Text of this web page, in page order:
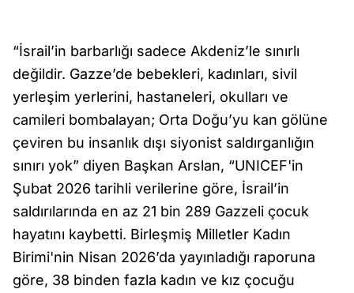
“İsrail’in barbarlığı sadece Akdeniz’le sınırlı
değildir. Gazze’de bebekleri, kadınları, sivil
yerleşim yerlerini, hastaneleri, okulları ve
camileri bombalayan; Orta Doğu’yu kan gölüne
çeviren bu insanlık dışı siyonist saldırganlığın
sınırı yok” diyen Başkan Arslan, “UNICEF'in
Şubat 2026 tarihli verilerine göre, İsrail’in
saldırılarında en az 21 bin 289 Gazzeli çocuk
hayatını kaybetti. Birleşmiş Milletler Kadın
Birimi'nin Nisan 2026’da yayınladığı raporuna
göre, 38 binden fazla kadın ve kız çocuğu